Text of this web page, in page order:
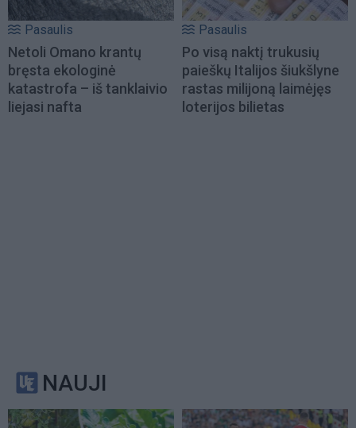
Pasaulis
Netoli Omano krantų
bręsta ekologinė
katastrofa – iš tanklaivio
liejasi nafta
Pasaulis
Po visą naktį trukusių
paieškų Italijos šiukšlyne
rastas milijoną laimėjęs
loterijos bilietas
NAUJI